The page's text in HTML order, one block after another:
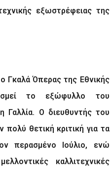
εξωστρέφειας της
Γκαλά Όπερας της Εθνικής
το εξώφυλλο του
Γαλλία. Ο διευθυντής του
θετική κριτική για τα
περασμένο Ιούλιο, ενώ
καλλιτεχνικές